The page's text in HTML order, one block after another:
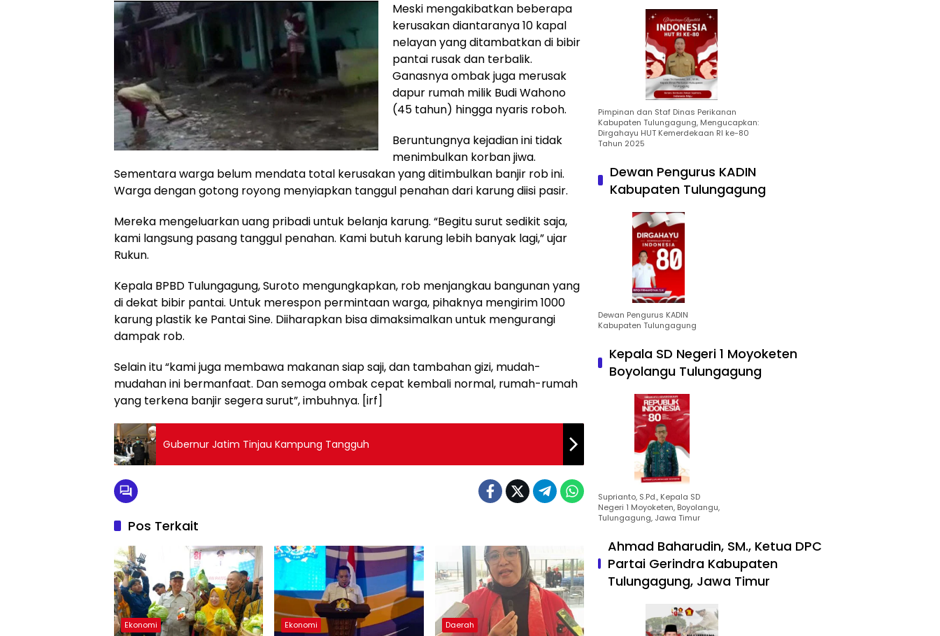
Meski mengakibatkan beberapa
kerusakan diantaranya 10 kapal
nelayan yang ditambatkan di bibir
pantai rusak dan terbalik.
Ganasnya ombak juga merusak
dapur rumah milik Budi Wahono
(45 tahun) hingga nyaris roboh.
Beruntungnya kejadian ini tidak
menimbulkan korban jiwa.
Sementara warga belum mendata total kerusakan yang ditimbulkan banjir rob ini.
Warga dengan gotong royong menyiapkan tanggul penahan dari karung diisi pasir.
Mereka mengeluarkan uang pribadi untuk belanja karung. “Begitu surut sedikit saja,
kami langsung pasang tanggul penahan. Kami butuh karung lebih banyak lagi,” ujar
Rukun.
Kepala BPBD Tulungagung, Suroto mengungkapkan, rob menjangkau bangunan yang
di dekat bibir pantai. Untuk merespon permintaan warga, pihaknya mengirim 1000
karung plastik ke Pantai Sine. Diiharapkan bisa dimaksimalkan untuk mengurangi
dampak rob.
Selain itu “kami juga membawa makanan siap saji, dan tambahan gizi, mudah-
mudahan ini bermanfaat. Dan semoga ombak cepat kembali normal, rumah-rumah
yang terkena banjir segera surut”, imbuhnya. [irf]
Gubernur Jatim Tinjau Kampung Tangguh
Pos Terkait
Ekonomi Ekonomi Daerah
Pimpinan dan Staf Dinas Perikanan
Kabupaten Tulungagung, Mengucapkan:
Dirgahayu HUT Kemerdekaan RI ke-80
Tahun 2025
Dewan Pengurus KADIN
Kabupaten Tulungagung
Dewan Pengurus KADIN
Kabupaten Tulungagung
Kepala SD Negeri 1 Moyoketen
Boyolangu Tulungagung
Suprianto, S.Pd., Kepala SD
Negeri 1 Moyoketen, Boyolangu,
Tulungagung, Jawa Timur
Ahmad Baharudin, SM., Ketua DPC
Partai Gerindra Kabupaten
Tulungagung, Jawa Timur